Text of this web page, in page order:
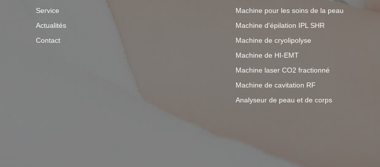
Service
Actualités
Contact
Machine pour les soins de la peau
Machine d'épilation IPL SHR
Machine de cryolipolyse
Machine de HI-EMT
Machine laser CO2 fractionné
Machine de cavitation RF
Analyseur de peau et de corps